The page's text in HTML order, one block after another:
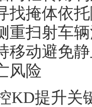
找掩体依
重扫射车
移动避免
风险
KD提升关